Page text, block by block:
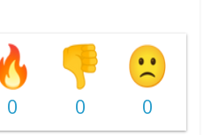
0 0 0